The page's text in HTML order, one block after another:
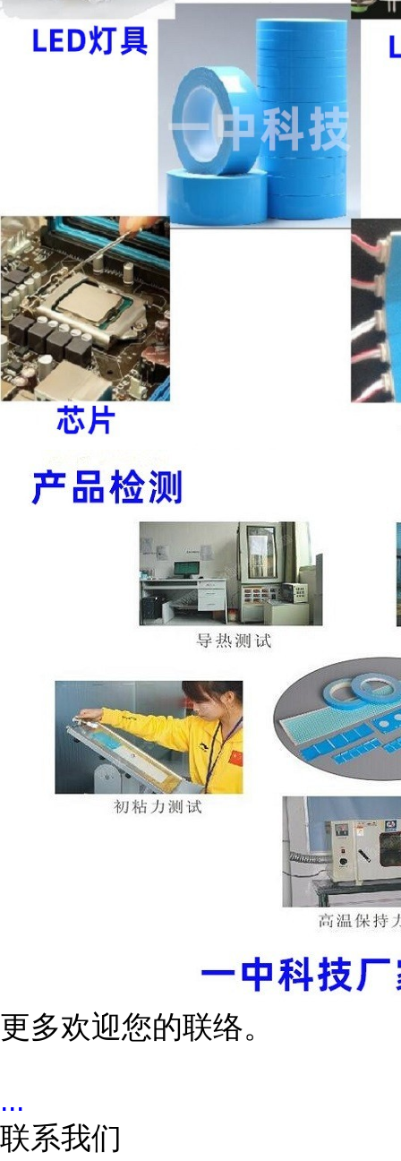
更多欢迎您的联络。
...
联系我们